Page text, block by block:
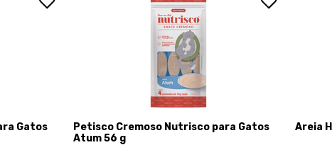
Gatos
Petisco Cremoso Nutrisco para Gatos
Atum 56 g
Areia